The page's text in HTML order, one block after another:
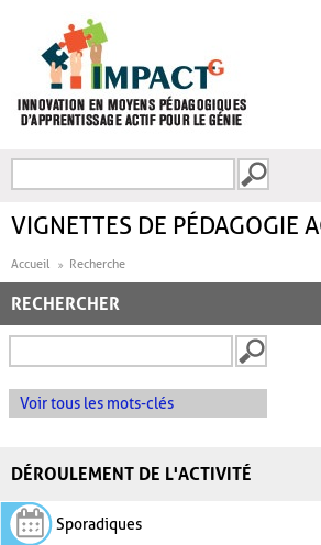
FORMULAIRE DE
VIGNETTES DE PÉDAGOGIE
Accueil Recherche
RECHERCHER
Voir tous les mots-clés
DÉROULEMENT DE L'ACTIVITÉ
Sporadiques